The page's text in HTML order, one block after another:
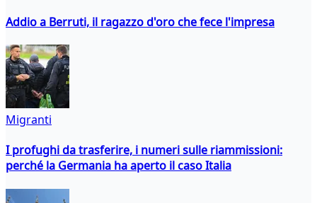
Addio a Berruti, il ragazzo d'oro che fece l'impresa
Migranti
I profughi da trasferire, i numeri sulle riammissioni:
perché la Germania ha aperto il caso Italia